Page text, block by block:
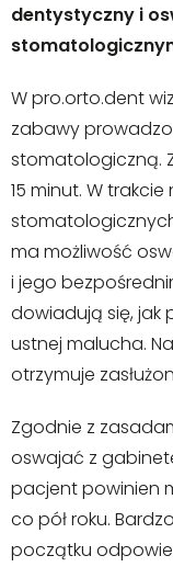
dentystyczny i
W pro.orto.dent
zabawy
stomatologiczną.
15 minut. W
ma możliwość
i jego
dowiadują się, jak
ustnej malucha.
otrzymuje
Zgodnie z
oswajać z
pacjent powinien
co pół roku.
początku